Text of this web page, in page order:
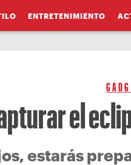
ENTRETENIMIENTO
el
estarás